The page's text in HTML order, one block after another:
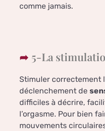
comme jamais.
5-La
Stimuler correctement
déclenchement de
difficiles à décrire,
l’orgasme. Pour bien
mouvements